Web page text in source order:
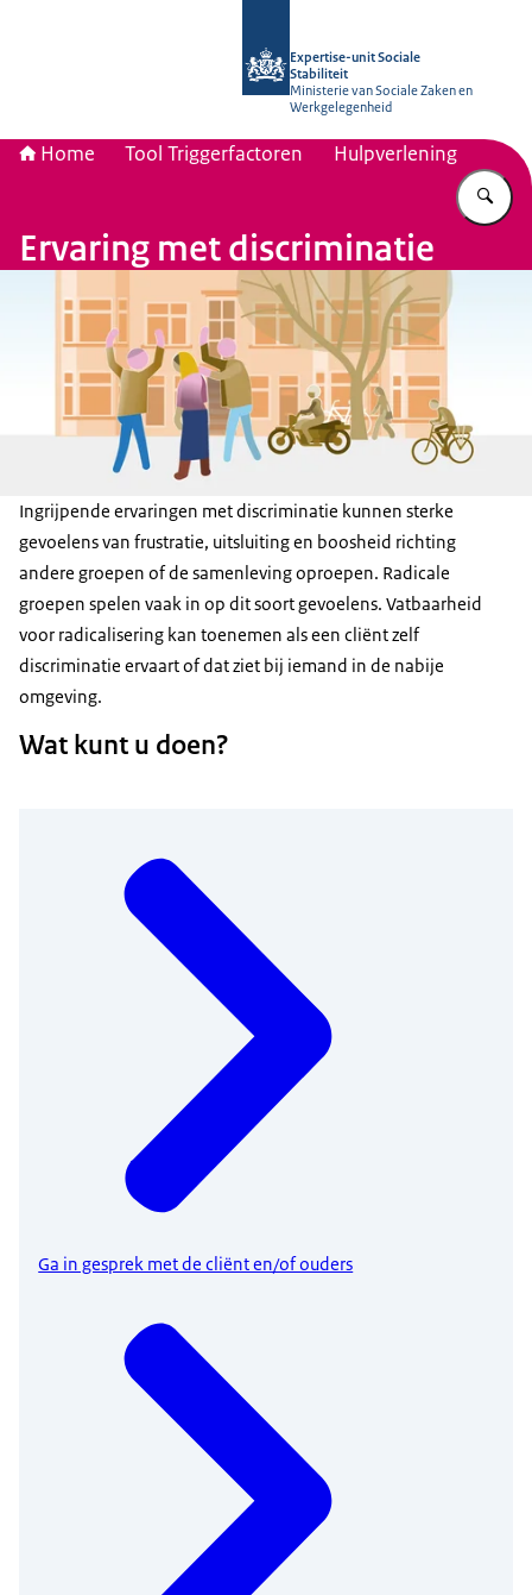
Expertise-unit Sociale
Stabiliteit
Ministerie van Sociale Zaken en
Werkgelegenheid
Home Tool Triggerfactoren Hulpverlening
Ervaring met discriminatie
Ingrijpende ervaringen met discriminatie kunnen sterke
gevoelens van frustratie, uitsluiting en boosheid richting
andere groepen of de samenleving oproepen. Radicale
groepen spelen vaak in op dit soort gevoelens. Vatbaarheid
voor radicalisering kan toenemen als een cliënt zelf
discriminatie ervaart of dat ziet bij iemand in de nabije
omgeving.
Wat kunt u doen?
Ga in gesprek met de cliënt en/of ouders